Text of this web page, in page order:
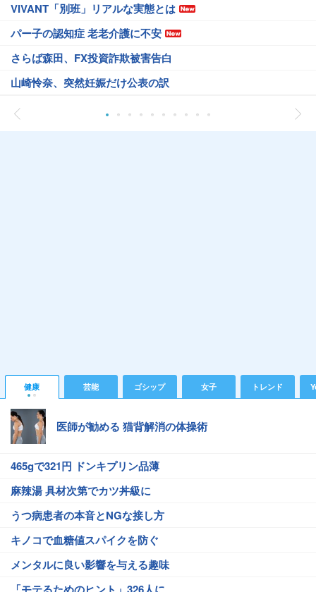
VIVANT「別班」リアルな実態とは
パー子の認知症 老老介護に不安
さらば森田、FX投資詐欺被害告白
山崎怜奈、突然妊娠だけ公表の訳
健康 芸能 ゴシップ 女子 トレンド
医師が勧める 猫背解消の体操術
465gで321円 ドンキプリン品薄
麻辣湯 具材次第でカツ丼級に
うつ病患者の本音とNGな接し方
キノコで血糖値スパイクを防ぐ
メンタルに良い影響を与える趣味